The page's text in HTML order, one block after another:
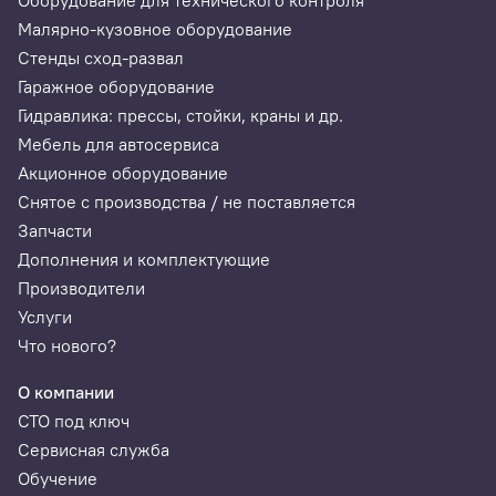
Кабель OBDII 1 шт.
USB кабель
CD диск 1 шт.
Карта SD
Инструкция пользователя
Чехол 1 шт.
Малярно-кузовное оборудование
Стенды сход-развал
Гаражное оборудование
Гидравлика: прессы, стойки, краны и др.
Мебель для автосервиса
Акционное оборудование
Снятое с производства / не поставляется
Запчасти
Дополнения и комплектующие
Производители
Услуги
Что нового?
О компании
СТО под ключ
Сервисная служба
Обучение